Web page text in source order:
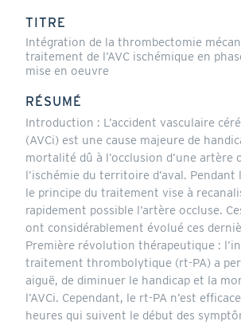
TITRE
Intégration de la thrombectomie
traitement de l’AVC ischémique en
mise en oeuvre
RÉSUMÉ
Introduction : L’accident vasculaire
(AVCi) est une cause majeure de
mortalité dû à l’occlusion d’une artère
l’ischémie du territoire d’aval. Pendant
le principe du traitement vise à
rapidement possible l’artère occluse.
ont considérablement évolué ces
Première révolution thérapeutique :
traitement thrombolytique (rt-PA) a
aiguë, de diminuer le handicap et la
l’AVCi. Cependant, le rt-PA n’est
heures qui suivent le début des